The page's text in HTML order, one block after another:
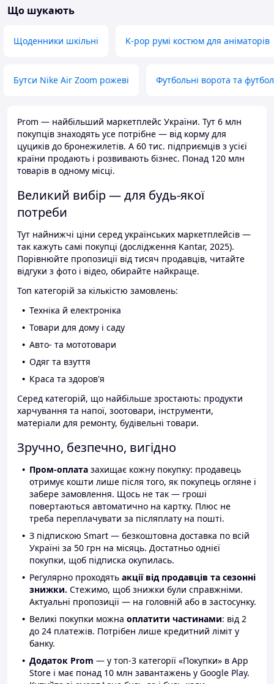
Що шукають
Щоденники шкільні K-pop румі костюм для аніматорів
Бутси Nike Air Zoom рожеві Футбольні ворота та
Prom — найбільший маркетплейс України. Тут 6 млн
покупців знаходять усе потрібне — від корму для
цуциків до бронежилетів. А 60 тис. підприємців з усієї
країни продають і розвивають бізнес. Понад 120 млн
товарів в одному місці.
Великий вибір — для будь-якої
потреби
Тут найнижчі ціни серед українських маркетплейсів —
так кажуть самі покупці (дослідження Kantar, 2025).
Порівнюйте пропозиції від тисяч продавців, читайте
відгуки з фото і відео, обирайте найкраще.
Топ категорій за кількістю замовлень:
Техніка й електроніка
Товари для дому і саду
Авто- та мототовари
Одяг та взуття
Краса та здоров'я
Серед категорій, що найбільше зростають: продукти
харчування та напої, зоотовари, інструменти,
матеріали для ремонту, будівельні товари.
Зручно, безпечно, вигідно
Пром-оплата захищає кожну покупку: продавець
отримує кошти лише після того, як покупець огляне і
забере замовлення. Щось не так — гроші
повертаються автоматично на картку. Плюс не
треба переплачувати за післяплату на пошті.
З підпискою Smart — безкоштовна доставка по всій
Україні за 50 грн на місяць. Достатньо однієї
покупки, щоб підписка окупилась.
Регулярно проходять акції від продавців та сезонні
знижки. Стежимо, щоб знижки були справжніми.
Актуальні пропозиції — на головній або в застосунку.
Великі покупки можна оплатити частинами: від 2
до 24 платежів. Потрібен лише кредитний ліміт у
банку.
Додаток Prom — у топ-3 категорії «Покупки» в App
Store і має понад 10 млн завантажень у Google Play.